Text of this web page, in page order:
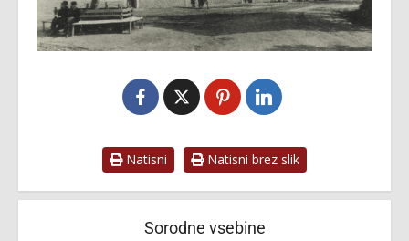
Natisni Natisni brez slik
Sorodne vsebine